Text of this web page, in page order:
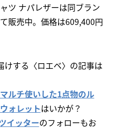
ツ ナパレザーは同ブラン
販売中。価格は609,400円
けする〈ロエベ〉の記事は
ルチ使いした1点物のル
ォレットはいかが？
イッターのフォローもお